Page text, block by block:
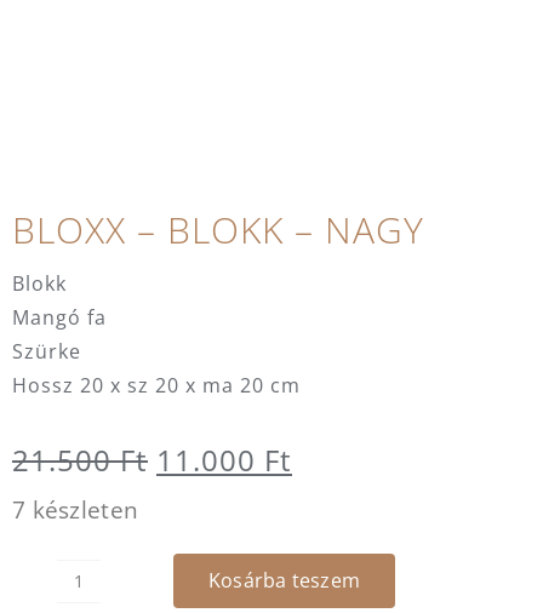
BLOXX – BLOKK – NAGY
Blokk
Mangó fa
Szürke
Hossz 20 x sz 20 x ma 20 cm
21.500Ft Original
was:
21.500 Ft.
11.000 Ft
is:
11.000 Ft.
7 készleten
BLOXX
Kosárba teszem